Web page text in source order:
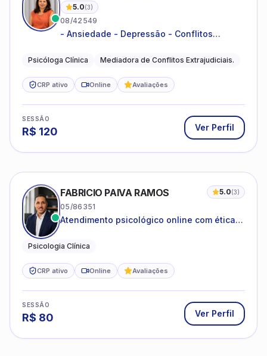
5.0(3)
08/42549
- Ansiedade - Depressão - Conflitos
relacionamentos - Autoestima -
Psicóloga Clínica Mediadora de Conflitos Extrajudiciais.
CRP ativo Online Avaliações
SESSÃO
R$ 120 Ver Perfil
FABRICIO PAIVA RAMOS 5.0(3)
05/86351
Atendimento psicológico online com ética,
Psicologia Clínica
CRP ativo Online Avaliações
SESSÃO
R$ 80 Ver Perfil